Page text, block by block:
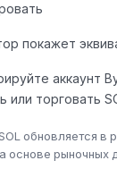
покажет
аккаунт
или торговать
обновляется
основе рыночных